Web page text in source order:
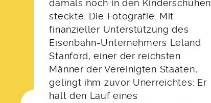
damals noch in den Kinderschuhen
steckte: Die Fotografie. Mit
finanzieller Unterstützung des
Eisenbahn-Unternehmers Leland
Stanford, einer der reichsten
Männer der Vereinigten Staaten,
gelingt ihm zuvor Unerreichtes: Er
hält den Lauf eines